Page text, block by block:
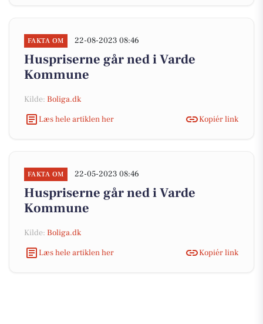
FAKTA OM 22-08-2023 08:46
Huspriserne går ned i Varde
Kommune
Kilde: Boliga.dk
Læs hele artiklen her
Kopiér link
FAKTA OM 22-05-2023 08:46
Huspriserne går ned i Varde
Kommune
Kilde: Boliga.dk
Læs hele artiklen her
Kopiér link